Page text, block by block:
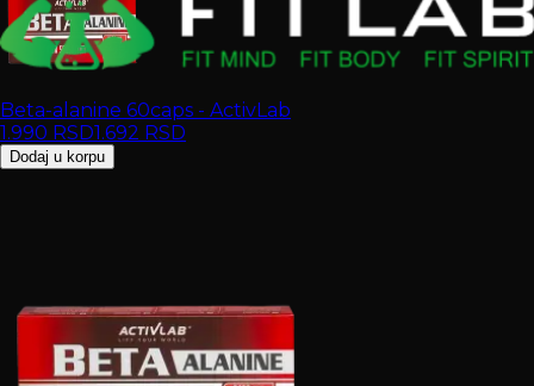
Beta-alanine 60caps - ActivLab
1.990 RSD1.692 RSD
Dodaj u korpu